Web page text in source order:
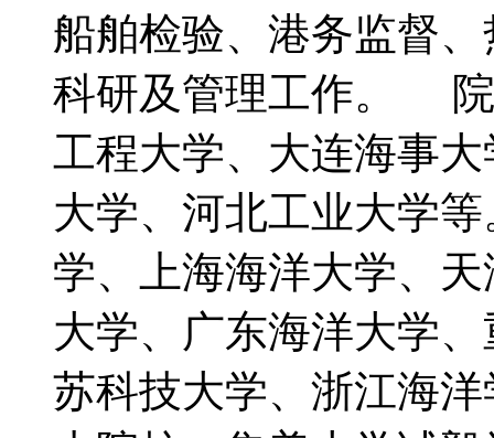
船舶检验、港务监督
科研及管理工作。
工程大学、大连海事
大学、河北工业大学
学、上海海洋大学、
大学、广东海洋大学
苏科技大学、浙江海